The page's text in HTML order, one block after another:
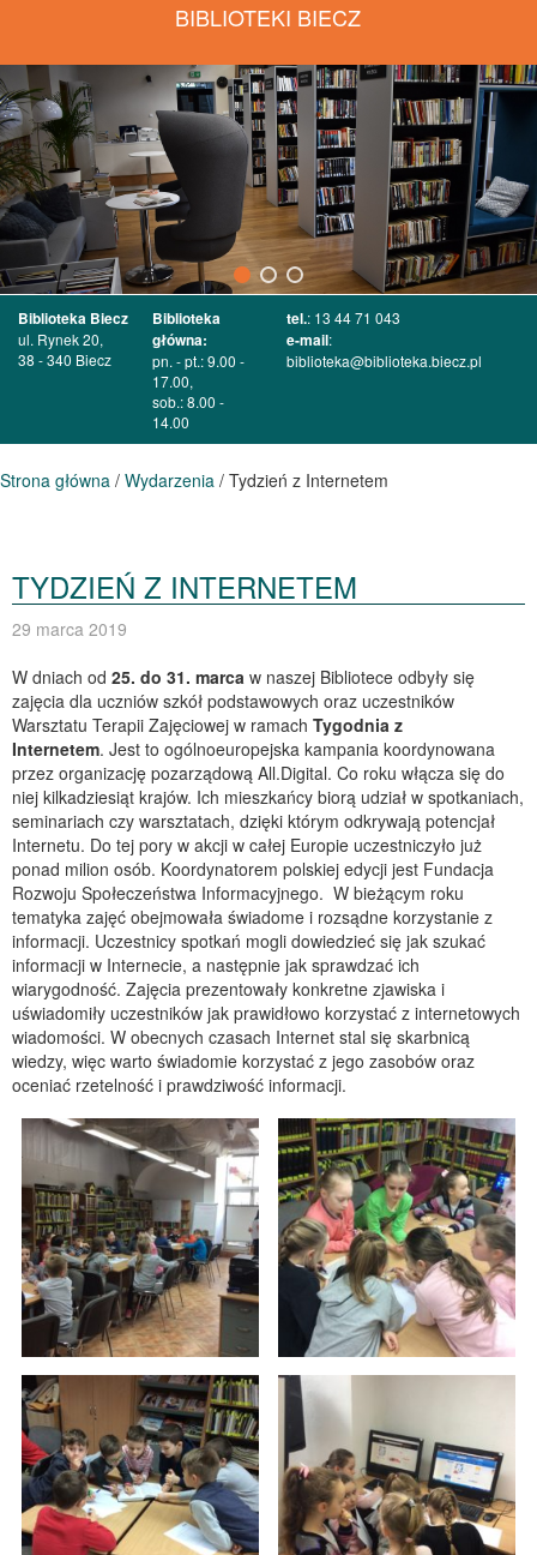
BIBLIOTEKI BIECZ
Biblioteka Biecz
ul. Rynek 20,
38 - 340 Biecz
Biblioteka
główna:
pn. - pt.: 9.00 -
17.00,
sob.: 8.00 -
14.00
tel.: 13 44 71 043
e-mail:
biblioteka@biblioteka.biecz.pl
Strona główna / Wydarzenia / Tydzień z Internetem
TYDZIEŃ Z INTERNETEM
29 marca 2019
W dniach od 25. do 31. marca w naszej Bibliotece odbyły się
zajęcia dla uczniów szkół podstawowych oraz uczestników
Warsztatu Terapii Zajęciowej w ramach Tygodnia z
Internetem. Jest to ogólnoeuropejska kampania koordynowana
przez organizację pozarządową All.Digital. Co roku włącza się do
niej kilkadziesiąt krajów. Ich mieszkańcy biorą udział w spotkaniach,
seminariach czy warsztatach, dzięki którym odkrywają potencjał
Internetu. Do tej pory w akcji w całej Europie uczestniczyło już
ponad milion osób. Koordynatorem polskiej edycji jest Fundacja
Rozwoju Społeczeństwa Informacyjnego. W bieżącym roku
tematyka zajęć obejmowała świadome i rozsądne korzystanie z
informacji. Uczestnicy spotkań mogli dowiedzieć się jak szukać
informacji w Internecie, a następnie jak sprawdzać ich
wiarygodność. Zajęcia prezentowały konkretne zjawiska i
uświadomiły uczestników jak prawidłowo korzystać z internetowych
wiadomości. W obecnych czasach Internet stal się skarbnicą
wiedzy, więc warto świadomie korzystać z jego zasobów oraz
oceniać rzetelność i prawdziwość informacji.